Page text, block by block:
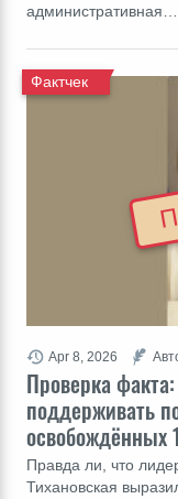
административная…
Проверка
поддерживать
освобождённых
Фактчек
Правда ли, что
Тихановская
Apr 8, 2026